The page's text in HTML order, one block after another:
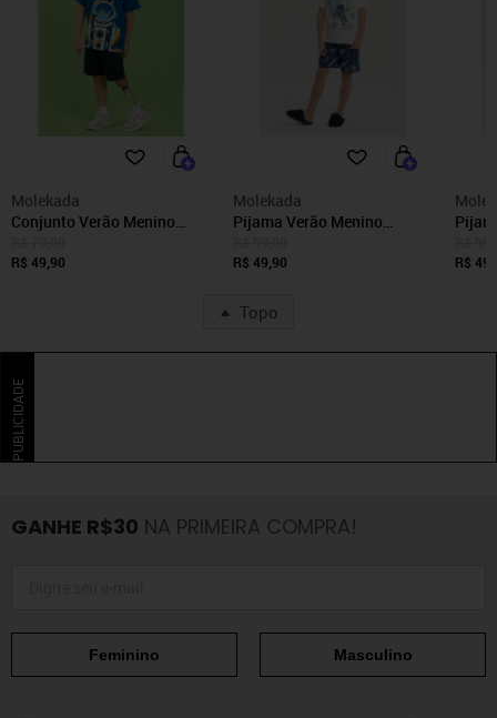
Molekada
Conjunto Verão Menino
Bermuda Astronauta
R$ 49,90
Molekada
Pijama Verão Menino
Bermuda Astronauta
R$ 49,90
R$
Topo
PUBLICIDADE
GANHE R$30 NA PRIMEIRA COMPRA!
Feminino Masculino